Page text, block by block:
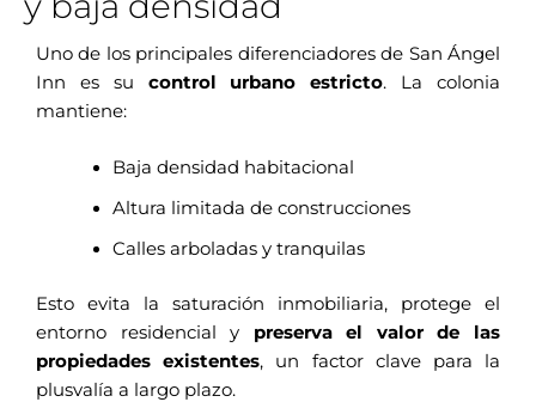
Uno de los principales diferenciadores de San Ángel
Inn es su control urbano estricto. La colonia
mantiene:
Baja densidad habitacional
Altura limitada de construcciones
Calles arboladas y tranquilas
Esto evita la saturación inmobiliaria, protege el
entorno residencial y preserva el valor de las
propiedades existentes, un factor clave para la
plusvalía a largo plazo.